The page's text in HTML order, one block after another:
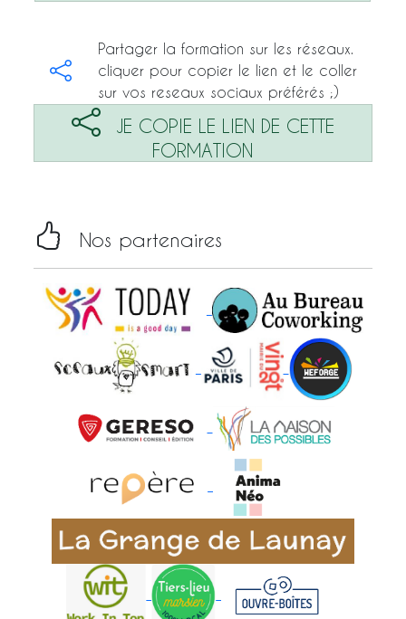
Partager la formation sur les réseaux.
cliquer pour copier le lien et le coller
sur vos reseaux sociaux préférés ;)
FORMATION
Nos partenaires